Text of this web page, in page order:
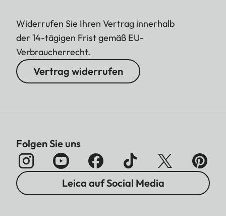
Widerrufen Sie Ihren Vertrag innerhalb
der 14-tägigen Frist gemäß EU-
Verbraucherrecht.
Vertrag widerrufen
Folgen Sie uns
Leica auf Social Media